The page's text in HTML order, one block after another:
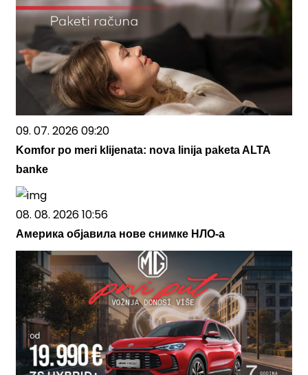
09. 07. 2026 09:20
Komfor po meri klijenata: nova linija paketa ALTA
banke
08. 08. 2026 10:56
Америка објавила нове снимке НЛО-а